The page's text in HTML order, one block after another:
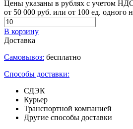
Цены указаны в рублях с учетом
от 50 000 руб. или от 100 ед. одного
В корзину
Доставка
Самовывоз: бесплатно
Способы доставки:
СДЭК
Курьер
Транспортной компанией
Другие способы доставки